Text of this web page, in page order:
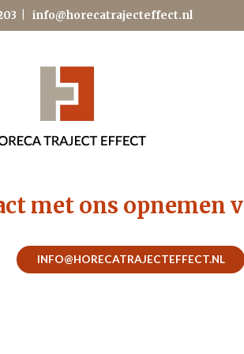
info@horecatrajecteffect.nl
met ons opnemen
INFO@HORECATRAJECTEFFECT.NL